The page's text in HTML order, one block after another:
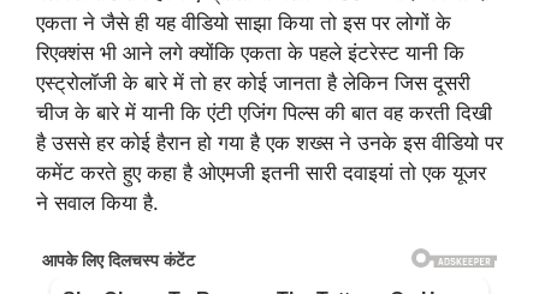
एकता ने जैसे ही यह वीडियो साझा किया तो इस पर लोगों के
रिएक्शंस भी आने लगे क्योंकि एकता के पहले इंटरेस्ट यानी कि
एस्ट्रोलॉजी के बारे में तो हर कोई जानता है लेकिन जिस दूसरी
चीज के बारे में यानी कि एंटी एजिंग पिल्स की बात वह करती दिखी
है उससे हर कोई हैरान हो गया है एक शख्स ने उनके इस वीडियो पर
कमेंट करते हुए कहा है ओएमजी इतनी सारी दवाइयां तो एक यूजर
ने सवाल किया है.